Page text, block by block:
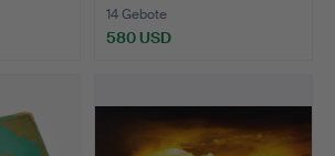
14 Gebote
580 USD